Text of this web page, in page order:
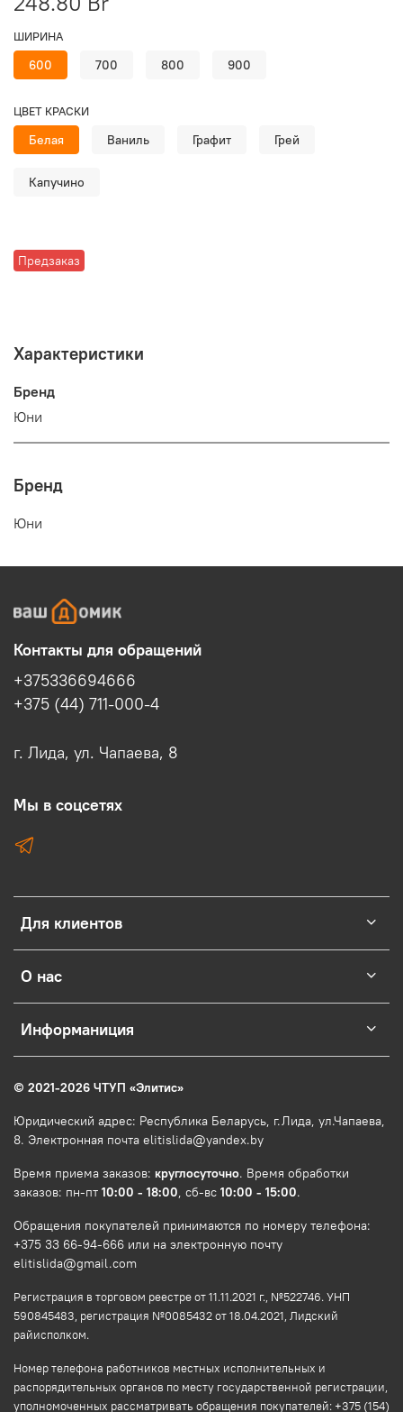
Предзаказ
ШИРИНА
600 700 800 900
ЦВЕТ КРАСКИ
Белая Ваниль Графит Грей
Капучино
Характеристики
Бренд
Юни
Бренд
Юни
Для клиентов
О нас
Информаниция
Контакты для обращений
+375336694666
+375 (44) 711-000-4
г. Лида, ул. Чапаева, 8
Мы в соцсетях
© 2021-2026 ЧТУП «Элитис»
Юридический адрес: Республика Беларусь, г.Лида, ул.Чапаева,
8. Электронная почта elitislida@yandex.by
Время приема заказов: круглосуточно. Время обработки
заказов: пн-пт 10:00 - 18:00, сб-вс 10:00 - 15:00.
Обращения покупателей принимаются по номеру телефона:
+375 33 66-94-666 или на электронную почту
elitislida@gmail.com
Регистрация в торговом реестре от 11.11.2021 г., №522746. УНП
590845483, регистрация №0085432 от 18.04.2021, Лидский
райисполком.
Номер телефона работников местных исполнительных и
распорядительных органов по месту государственной регистрации,
уполномоченных рассматривать обращения покупателей: +375 (154)